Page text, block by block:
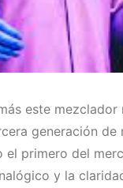
este
generación de
el primero del
y la